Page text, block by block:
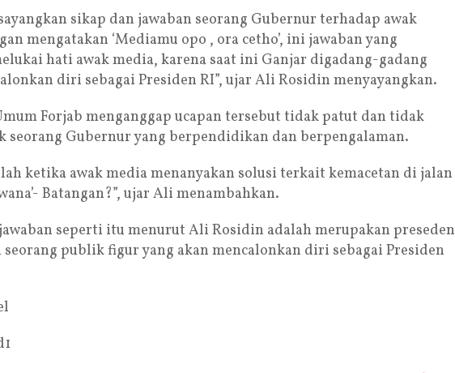
sikap dan jawaban seorang Gubernur terhadap awak
mengatakan ‘Mediamu opo , ora cetho’, ini jawaban yang
hati awak media, karena saat ini Ganjar digadang-gadang
diri sebagai Presiden RI”, ujar Ali Rosidin menyayangkan.
Forjab menganggap ucapan tersebut tidak patut dan tidak
seorang Gubernur yang berpendidikan dan berpengalaman.
ketika awak media menanyakan solusi terkait kemacetan di jalan
Batangan?”, ujar Ali menambahkan.
seperti itu menurut Ali Rosidin adalah merupakan preseden
publik figur yang akan mencalonkan diri sebagai Presiden